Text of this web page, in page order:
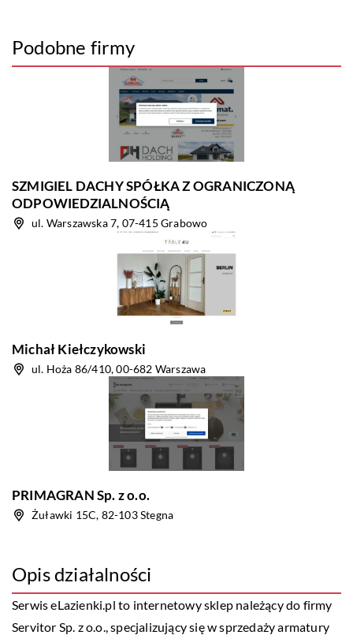
Podobne firmy
SZMIGIEL DACHY SPÓŁKA Z OGRANICZONĄ
ODPOWIEDZIALNOŚCIĄ
ul. Warszawska 7, 07-415 Grabowo
Michał Kiełczykowski
ul. Hoża 86/410, 00-682 Warszawa
PRIMAGRAN Sp. z o.o.
Żuławki 15C, 82-103 Stegna
Opis działalności
Serwis eLazienki.pl to internetowy sklep należący do firmy
Servitor Sp. z o.o., specjalizujący się w sprzedaży armatury